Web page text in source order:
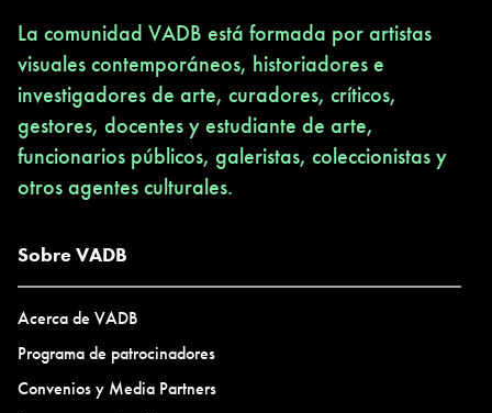
La comunidad VADB está formada por artistas
visuales contemporáneos, historiadores e
investigadores de arte, curadores, críticos,
gestores, docentes y estudiante de arte,
funcionarios públicos, galeristas, coleccionistas y
otros agentes culturales.
Sobre VADB
Acerca de VADB
Programa de patrocinadores
Convenios y Media Partners